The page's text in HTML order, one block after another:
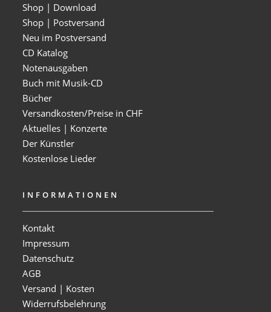
Shop | Download
Shop | Postversand
Neu im Postversand
CD Katalog
Notenausgaben
Buch mit Musik-CD
Bücher
Versandkosten/Preise in CHF
Aktuelles | Konzerte
Der Künstler
Kostenlose Lieder
INFORMATIONEN
Kontakt
Impressum
Datenschutz
AGB
Versand | Kosten
Widerrufsbelehrung